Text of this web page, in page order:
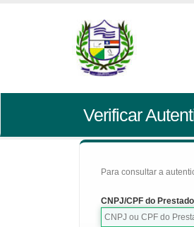
Verificar
Para consultar a
CNPJ/CPF do